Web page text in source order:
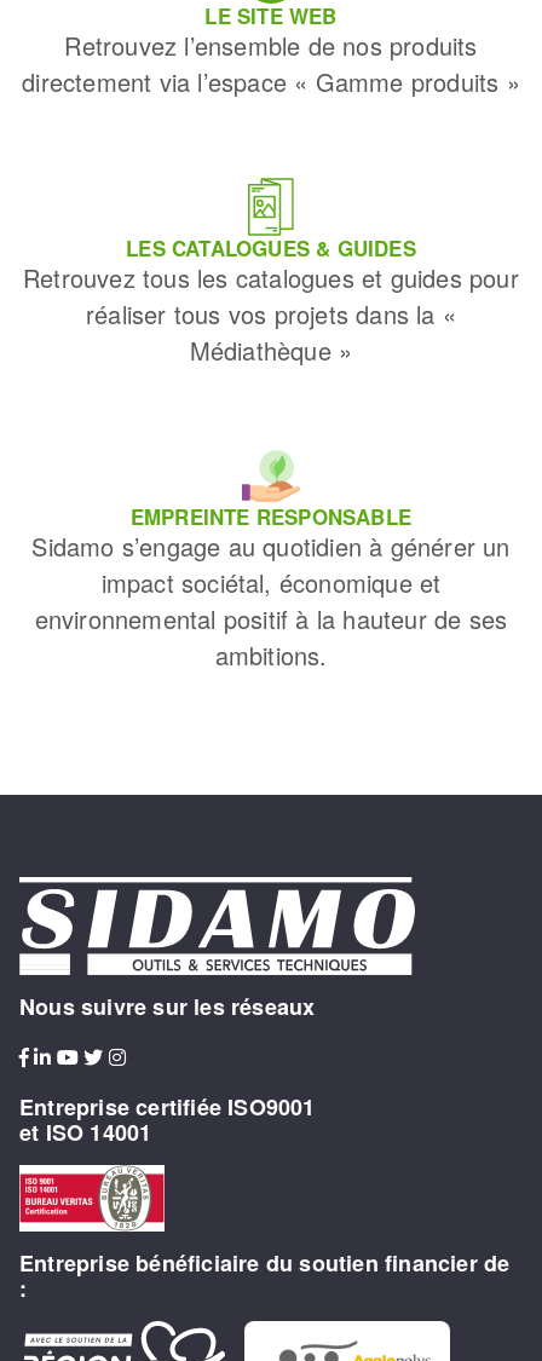
LE SITE WEB
Retrouvez l’ensemble de nos produits
directement via l’espace « Gamme produits »
LES CATALOGUES & GUIDES
Retrouvez tous les catalogues et guides pour
réaliser tous vos projets dans la «
Médiathèque »
EMPREINTE RESPONSABLE
Sidamo s’engage au quotidien à générer un
impact sociétal, économique et
environnemental positif à la hauteur de ses
ambitions.
Nous suivre sur les réseaux
Entreprise certifiée ISO9001
et ISO 14001
Entreprise bénéficiaire du soutien financier de
: